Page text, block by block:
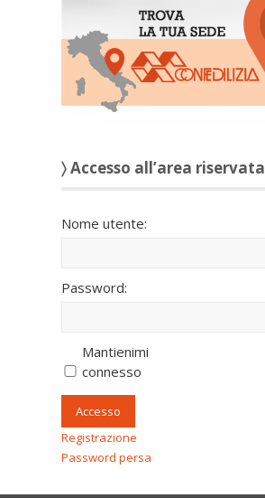
〉 Accesso all’area riservata
Nome utente:
Password:
Mantienimi
connesso
Accesso
Registrazione
Password persa